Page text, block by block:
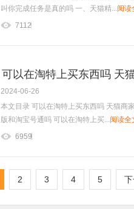
叫你完成任务是真的吗 一、天猫精...阅读
7112
可以在淘特上买东西吗 天
2024-06-26
本文目录 可以在淘特上买东西吗 天猫商
版和淘宝号通吗 可以在淘特上买...阅读全
6959
2 3 4 5